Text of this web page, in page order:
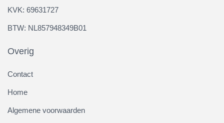
KVK: 69631727
BTW: NL857948349B01
Overig
Contact
Home
Algemene voorwaarden